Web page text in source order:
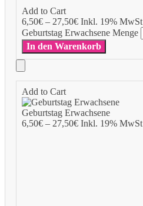
Add to Cart
6,50€– 27,50€Inkl. 19% MwSt
Geburtstag Erwachsene Menge
In den Warenkorb
Add to Cart
Geburtstag Erwachsene
6,50€– 27,50€Inkl. 19% MwSt